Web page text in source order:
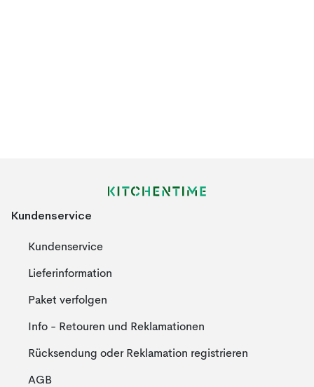
Kundenservice
Kundenservice
Lieferinformation
Paket verfolgen
Info - Retouren und Reklamationen
Rücksendung oder Reklamation registrieren
AGB